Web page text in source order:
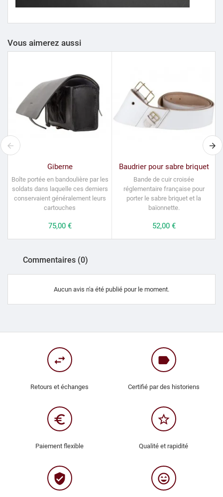
Vous aimerez aussi
Giberne
Boîte portée en bandoulière par les
soldats dans laquelle ces derniers
conservaient généralement leurs
cartouches
Prix
75,00 €
Baudrier pour sabre briquet
Bande de cuir croisée
réglementaire française pour
porter le sabre briquet et la
baïonnette.
Prix
52,00 €
Commentaires (0)
Aucun avis n'a été publié pour le moment.
swap_horiz
Retours et échanges
label
Certifié par des historiens
euro_symbol
Paiement flexible
star_border
Qualité et rapidité
verified_user sentiment_very_satisfied